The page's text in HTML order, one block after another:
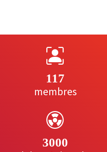
117
membres
3000